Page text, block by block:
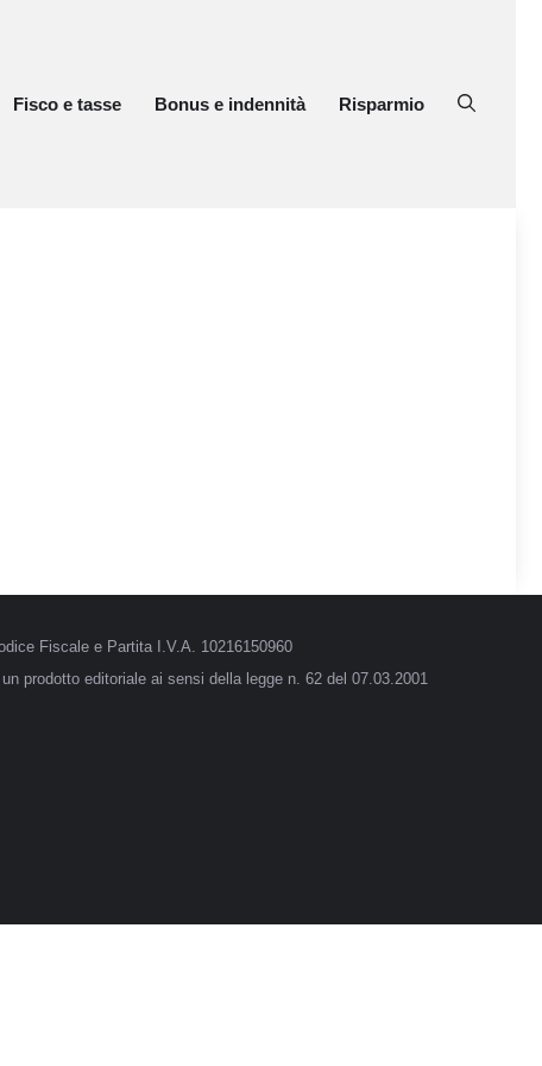
Fisco e tasse Bonus e indennità Risparmio
Fiscale e Partita I.V.A. 10216150960
prodotto editoriale ai sensi della legge n. 62 del 07.03.2001